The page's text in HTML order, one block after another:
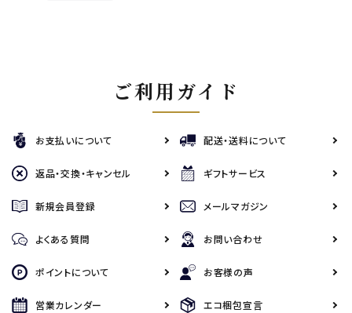
ご利用ガイド
お支払いについて 配送・送料について
返品・交換・キャンセル ギフトサービス
新規会員登録 メールマガジン
よくある質問 お問い合わせ
ポイントについて お客様の声
営業カレンダー エコ梱包宣言